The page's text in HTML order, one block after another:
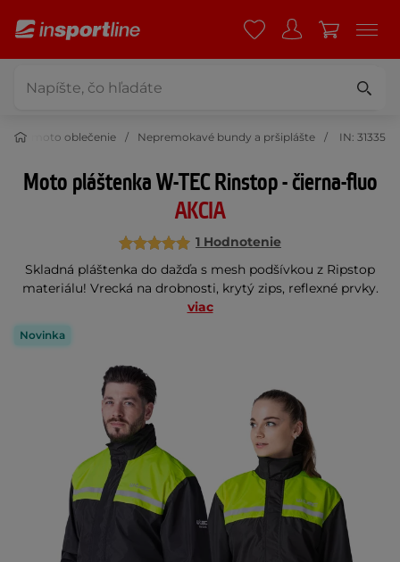
moto oblečenie Nepremokavé bundy a pršiplášte IN: 31335
Moto pláštenka W-TEC Rinstop - čierna-fluo
AKCIA
1 Hodnotenie
Skladná pláštenka do dažďa s mesh podšívkou z Ripstop
materiálu! Vrecká na drobnosti, krytý zips, reflexné prvky.
viac
Novinka